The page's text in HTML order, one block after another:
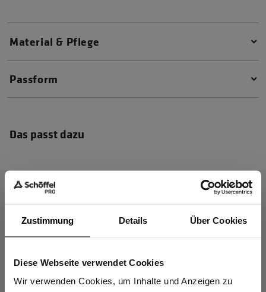
Zustimmung Details Über Cookies
Diese Webseite verwendet Cookies
Wir verwenden Cookies, um Inhalte und Anzeigen zu
Material & Pflege
Passform
Das passt dazu
Sind Sie
Gewerbetreibender?